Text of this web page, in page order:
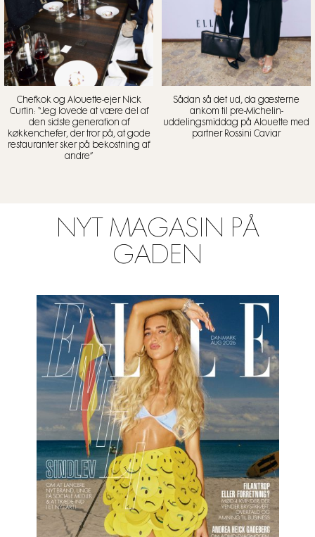
Chefkok og Alouette-ejer Nick
Curtin: “Jeg lovede at være del af
den sidste generation af
køkkenchefer, der tror på, at gode
restauranter sker på bekostning af
andre”
Sådan så det ud, da gæsterne
ankom til pre-Michelin-
uddelingsmiddag på Alouette med
partner Rossini Caviar
NYT MAGASIN PÅ
GADEN